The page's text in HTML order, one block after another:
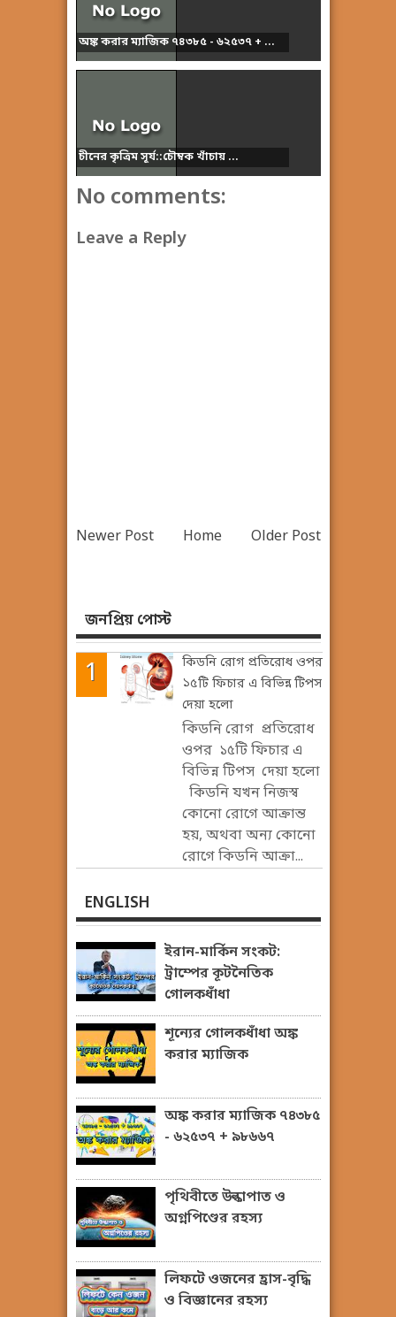
অঙ্ক করার ম্যাজিক ৭৪৩৮৫ - ৬২৫৩৭ + ...
চীনের কৃত্রিম সূর্য::চৌম্বক খাঁচায় ...
No comments:
Leave a Reply
Newer Post Older Post
Home
জনপ্রিয় পোস্ট
কিডনি রোগ প্রতিরোধ ওপর
১৫টি ফিচার এ বিভিন্ন টিপস
দেয়া হলো
কিডনি রোগ প্রতিরোধ
ওপর ১৫টি ফিচার এ
বিভিন্ন টিপস দেয়া হলো
কিডনি যখন নিজস্ব
কোনো রোগে আক্রান্ত
হয়, অথবা অন্য কোনো
রোগে কিডনি আক্রা...
ENGLISH
ইরান-মার্কিন সংকট:
ট্রাম্পের কূটনৈতিক
গোলকধাঁধা
শূন্যের গোলকধাঁধা অঙ্ক
করার ম্যাজিক
অঙ্ক করার ম্যাজিক ৭৪৩৮৫
- ৬২৫৩৭ + ৯৮৬৬৭
পৃথিবীতে উল্কাপাত ও
অগ্নপিণ্ডের রহস্য
লিফটে ওজনের হ্রাস-বৃদ্ধি
ও বিজ্ঞানের রহস্য